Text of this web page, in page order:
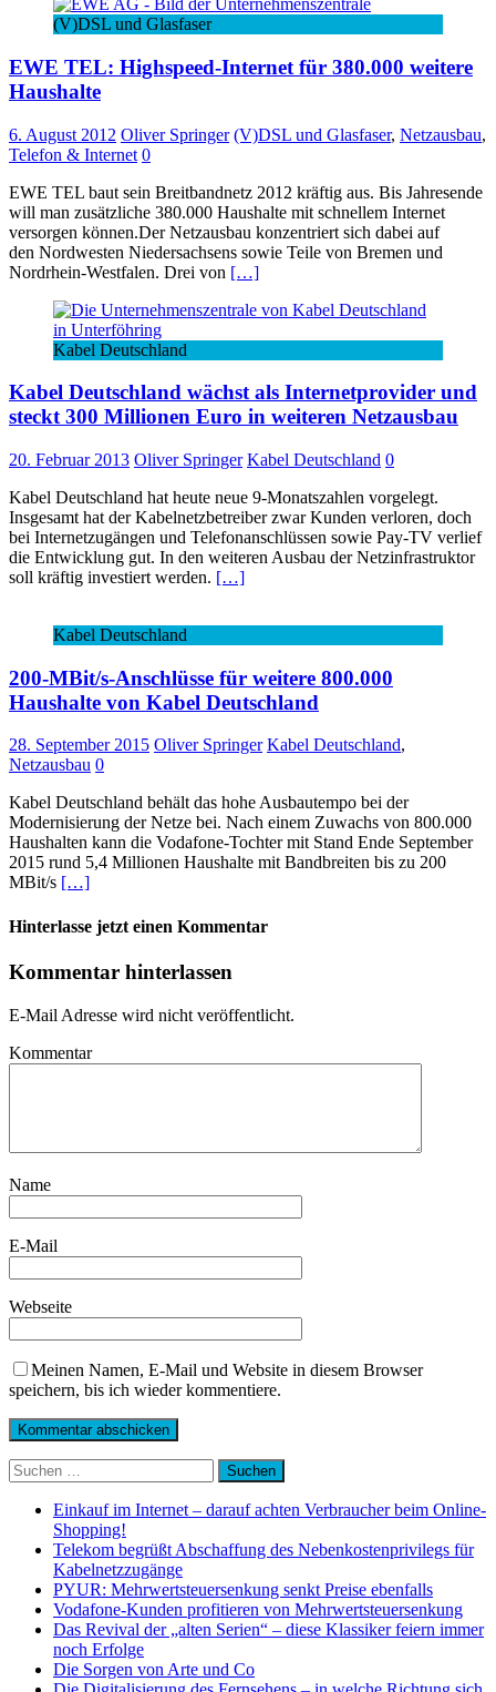
(V)DSL und Glasfaser
EWE TEL: Highspeed-Internet für 380.000 weitere
Haushalte
6. August 2012 Oliver Springer (V)DSL und Glasfaser, Netzausbau,
Telefon & Internet 0
EWE TEL baut sein Breitbandnetz 2012 kräftig aus. Bis Jahresende
will man zusätzliche 380.000 Haushalte mit schnellem Internet
versorgen können.Der Netzausbau konzentriert sich dabei auf
den Nordwesten Niedersachsens sowie Teile von Bremen und
Nordrhein-Westfalen. Drei von […]
Kabel Deutschland
Kabel Deutschland wächst als Internetprovider und
steckt 300 Millionen Euro in weiteren Netzausbau
20. Februar 2013 Oliver Springer Kabel Deutschland 0
Kabel Deutschland hat heute neue 9-Monatszahlen vorgelegt.
Insgesamt hat der Kabelnetzbetreiber zwar Kunden verloren, doch
bei Internetzugängen und Telefonanschlüssen sowie Pay-TV verlief
die Entwicklung gut. In den weiteren Ausbau der Netzinfrastruktor
soll kräftig investiert werden. […]
Kabel Deutschland
200-MBit/s-Anschlüsse für weitere 800.000
Haushalte von Kabel Deutschland
28. September 2015 Oliver Springer Kabel Deutschland,
Netzausbau 0
Kabel Deutschland behält das hohe Ausbautempo bei der
Modernisierung der Netze bei. Nach einem Zuwachs von 800.000
Haushalten kann die Vodafone-Tochter mit Stand Ende September
2015 rund 5,4 Millionen Haushalte mit Bandbreiten bis zu 200
MBit/s […]
Hinterlasse jetzt einen Kommentar
Kommentar hinterlassen
E-Mail Adresse wird nicht veröffentlicht.
Kommentar
Name
E-Mail
Webseite
Meinen Namen, E-Mail und Website in diesem Browser
speichern, bis ich wieder kommentiere.
Suchen
nach:
Einkauf im Internet – darauf achten Verbraucher beim Online-
Shopping!
Telekom begrüßt Abschaffung des Nebenkostenprivilegs für
Kabelnetzzugänge
PYUR: Mehrwertsteuersenkung senkt Preise ebenfalls
Vodafone-Kunden profitieren von Mehrwertsteuersenkung
Das Revival der „alten Serien“ – diese Klassiker feiern immer
noch Erfolge
Die Sorgen von Arte und Co